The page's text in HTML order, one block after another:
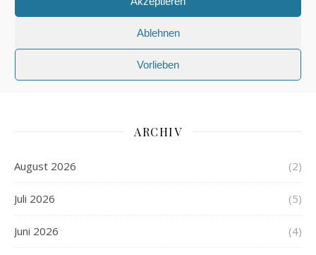
Ablehnen
Vorlieben
REISEN REITEN SCHREIBEN SCHULE
SPRACHE STIL STRASSENVERKEHR
ARCHIV
August 2026 (2)
Juli 2026 (5)
Juni 2026 (4)